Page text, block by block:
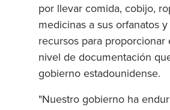
por llevar comida, cobijo,
medicinas a sus orfanatos
recursos para proporcionar
nivel de documentación
gobierno estadounidense.
"Nuestro gobierno ha